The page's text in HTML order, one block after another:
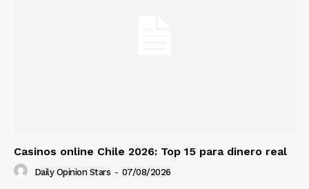
Casinos online Chile 2026: Top 15 para dinero real
Daily Opinion Stars - 07/08/2026